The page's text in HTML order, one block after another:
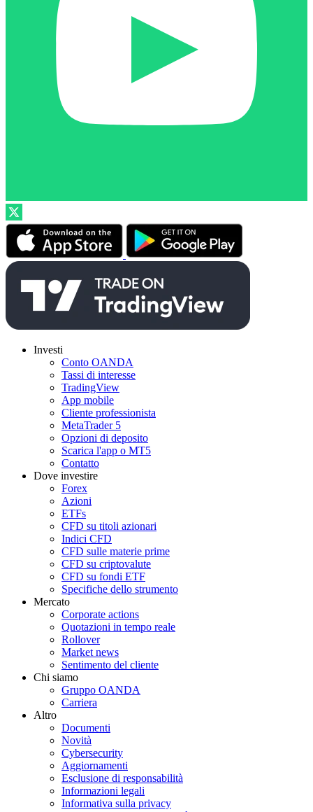
Investi
Conto OANDA
Tassi di interesse
TradingView
App mobile
Cliente professionista
MetaTrader 5
Opzioni di deposito
Scarica l'app o MT5
Contatto
Dove investire
Forex
Azioni
ETFs
CFD su titoli azionari
Indici CFD
CFD sulle materie prime
CFD su criptovalute
CFD su fondi ETF
Specifiche dello strumento
Mercato
Corporate actions
Quotazioni in tempo reale
Rollover
Market news
Sentimento del cliente
Chi siamo
Gruppo OANDA
Carriera
Altro
Documenti
Novità
Cybersecurity
Aggiornamenti
Esclusione di responsabilità
Informazioni legali
Informativa sulla privacy